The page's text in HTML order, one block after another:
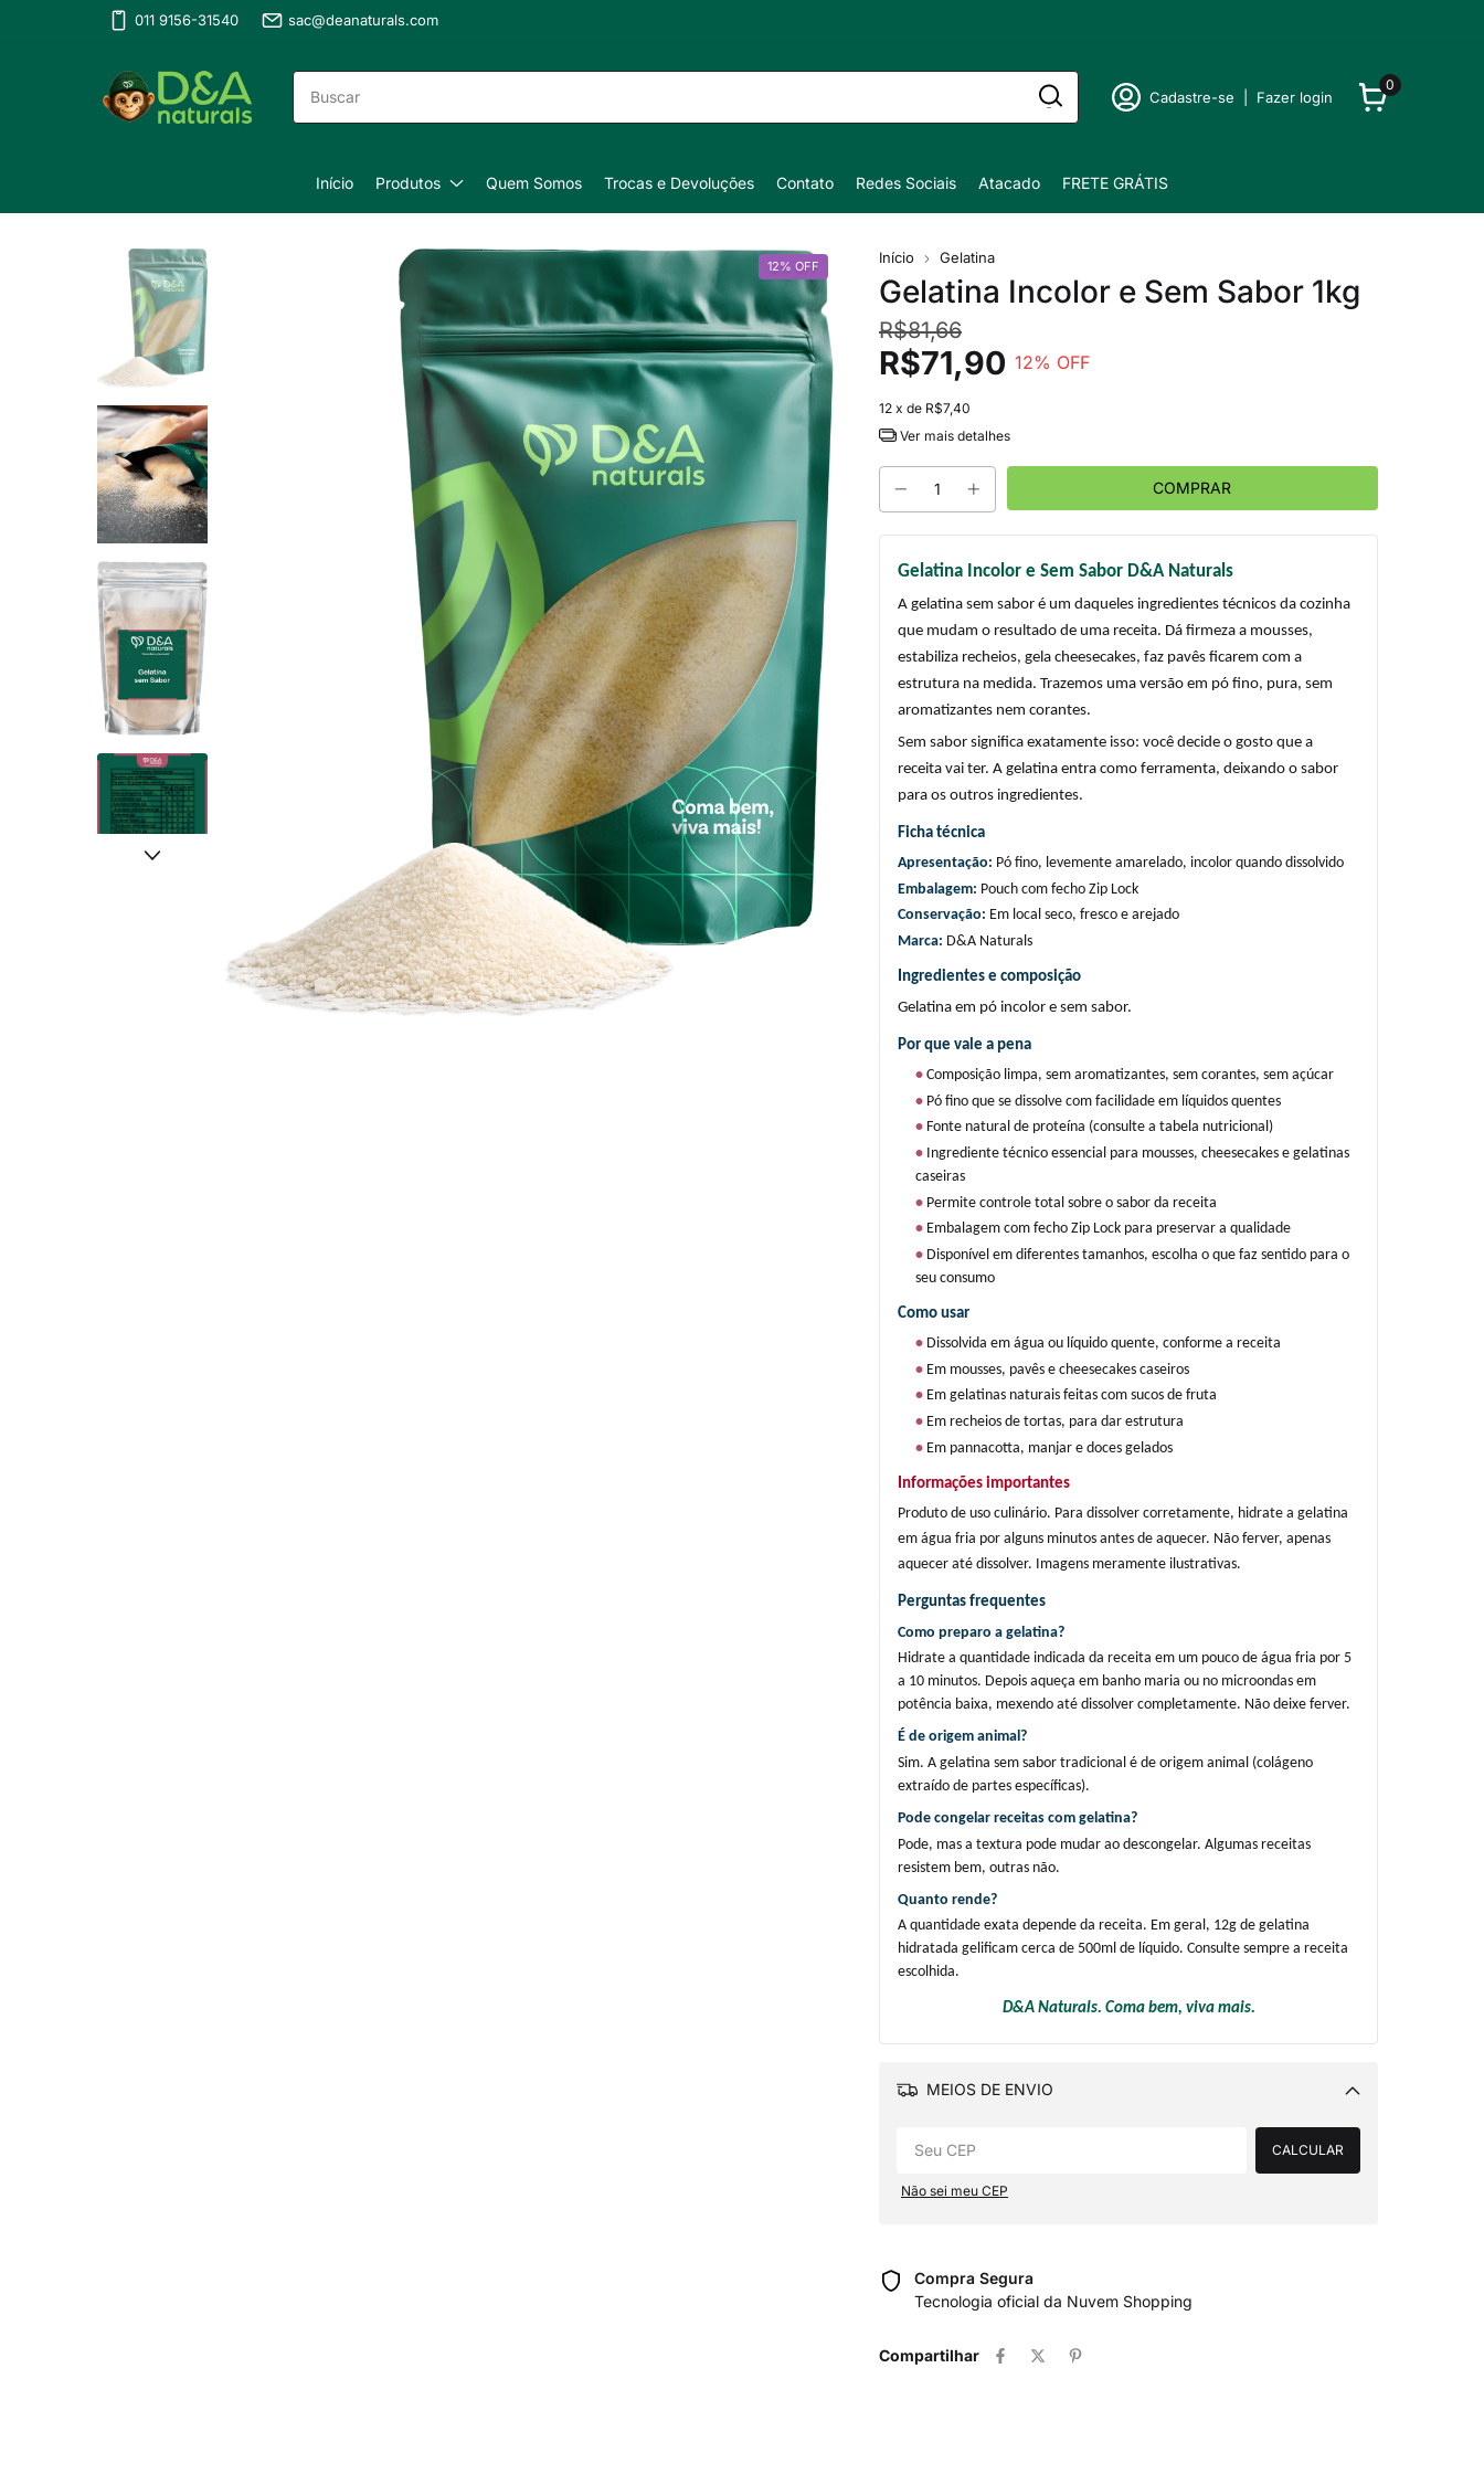
011 9156-31540 sac@deanaturals.com
Cadastre-se Fazer login
0
Início Produtos Quem Somos Trocas e Devoluções Contato Redes Sociais Atacado FRETE GRÁTIS
12% OFF Início Gelatina
Gelatina Incolor e Sem Sabor 1kg
R$81,66
R$71,90 12% OFF
12 x de R$7,40
Ver mais detalhes
Gelatina Incolor e Sem Sabor D&A Naturals
A gelatina sem sabor é um daqueles ingredientes técnicos da cozinha
que mudam o resultado de uma receita. Dá firmeza a mousses,
estabiliza recheios, gela cheesecakes, faz pavês ficarem com a
estrutura na medida. Trazemos uma versão em pó fino, pura, sem
aromatizantes nem corantes.
Sem sabor significa exatamente isso: você decide o gosto que a
receita vai ter. A gelatina entra como ferramenta, deixando o sabor
para os outros ingredientes.
Ficha técnica
Apresentação: Pó fino, levemente amarelado, incolor quando dissolvido
Embalagem: Pouch com fecho Zip Lock
Conservação: Em local seco, fresco e arejado
Marca: D&A Naturals
Ingredientes e composição
Gelatina em pó incolor e sem sabor.
Por que vale a pena
• Composição limpa, sem aromatizantes, sem corantes, sem açúcar
• Pó fino que se dissolve com facilidade em líquidos quentes
• Fonte natural de proteína (consulte a tabela nutricional)
• Ingrediente técnico essencial para mousses, cheesecakes e gelatinas
caseiras
• Permite controle total sobre o sabor da receita
• Embalagem com fecho Zip Lock para preservar a qualidade
• Disponível em diferentes tamanhos, escolha o que faz sentido para o
seu consumo
Como usar
• Dissolvida em água ou líquido quente, conforme a receita
• Em mousses, pavês e cheesecakes caseiros
• Em gelatinas naturais feitas com sucos de fruta
• Em recheios de tortas, para dar estrutura
• Em pannacotta, manjar e doces gelados
Informações importantes
Produto de uso culinário. Para dissolver corretamente, hidrate a gelatina
em água fria por alguns minutos antes de aquecer. Não ferver, apenas
aquecer até dissolver. Imagens meramente ilustrativas.
Perguntas frequentes
Como preparo a gelatina?
Hidrate a quantidade indicada da receita em um pouco de água fria por 5
a 10 minutos. Depois aqueça em banho maria ou no microondas em
potência baixa, mexendo até dissolver completamente. Não deixe ferver.
É de origem animal?
Sim. A gelatina sem sabor tradicional é de origem animal (colágeno
extraído de partes específicas).
Pode congelar receitas com gelatina?
Pode, mas a textura pode mudar ao descongelar. Algumas receitas
resistem bem, outras não.
Quanto rende?
A quantidade exata depende da receita. Em geral, 12g de gelatina
hidratada gelificam cerca de 500ml de líquido. Consulte sempre a receita
escolhida.
D&A Naturals. Coma bem, viva mais.
MEIOS DE ENVIO
Alterar CEP
CALCULAR
Não sei meu CEP
Compra Segura
Tecnologia oficial da Nuvem Shopping
Compartilhar